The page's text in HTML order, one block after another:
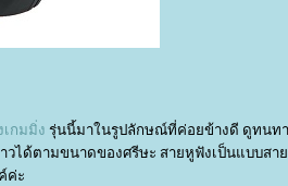
เกมมิ่ง รุ่นนี้มาในรูปลักษณ์ที่ค่อยข้างดี ดูทนท
วได้ตามขนาดของศรีษะ สายหูฟังเป็นแบบสา
ค่ะ